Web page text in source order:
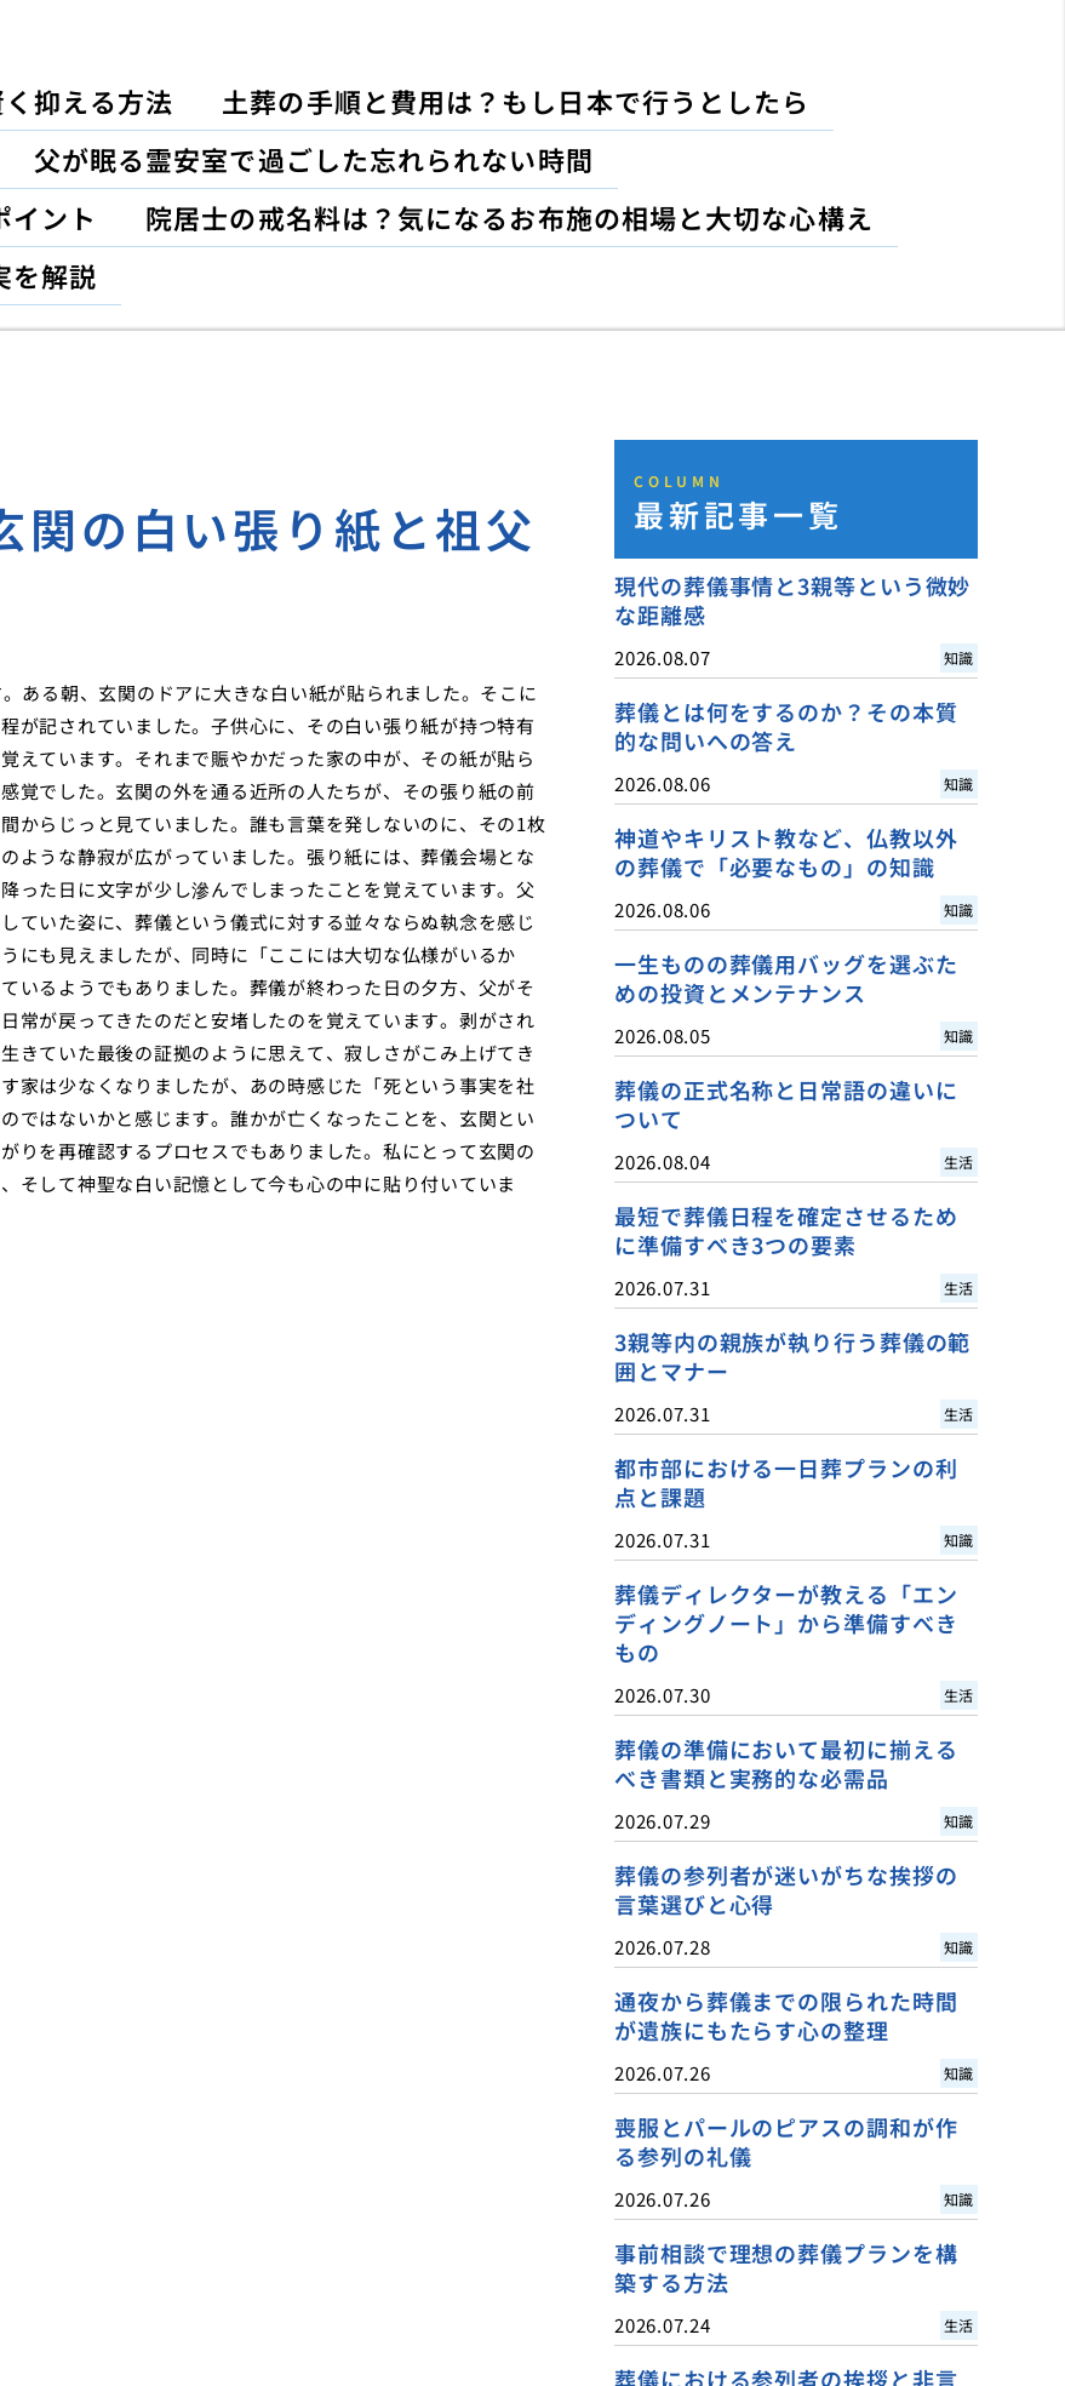
抑える方法
土葬の手順と費用は？もし日本で行うとしたら
父が眠る霊安室で過ごした忘れられない時間
イント
院居士の戒名料は？気になるお布施の相場と大切な心構え
を解説
関の白い張り紙と祖父
ある朝、玄関のドアに大きな白い紙が貼られました。そこに
が記されていました。子供心に、その白い張り紙が持つ特有
えています。それまで賑やかだった家の中が、その紙が貼ら
覚でした。玄関の外を通る近所の人たちが、その張り紙の前
からじっと見ていました。誰も言葉を発しないのに、その1枚
ような静寂が広がっていました。張り紙には、葬儀会場とな
った日に文字が少し滲んでしまったことを覚えています。父
ていた姿に、葬儀という儀式に対する並々ならぬ執念を感じ
にも見えましたが、同時に「ここには大切な仏様がいるか
いるようでもありました。葬儀が終わった日の夕方、父がそ
常が戻ってきたのだと安堵したのを覚えています。剥がされ
きていた最後の証拠のように思えて、寂しさがこみ上げてき
家は少なくなりましたが、あの時感じた「死という事実を社
ではないかと感じます。誰かが亡くなったことを、玄関とい
りを再確認するプロセスでもありました。私にとって玄関の
そして神聖な白い記憶として今も心の中に貼り付いていま
COLUMN
最新記事一覧
現代の葬儀事情と3親等という微妙
な距離感
2026.08.07 知識
葬儀とは何をするのか？その本質
的な問いへの答え
2026.08.06 知識
神道やキリスト教など、仏教以外
の葬儀で「必要なもの」の知識
2026.08.06 知識
一生ものの葬儀用バッグを選ぶた
めの投資とメンテナンス
2026.08.05 知識
葬儀の正式名称と日常語の違いに
ついて
2026.08.04 生活
最短で葬儀日程を確定させるため
に準備すべき3つの要素
2026.07.31 生活
3親等内の親族が執り行う葬儀の範
囲とマナー
2026.07.31 生活
都市部における一日葬プランの利
点と課題
2026.07.31 知識
葬儀ディレクターが教える「エン
ディングノート」から準備すべき
もの
2026.07.30 生活
葬儀の準備において最初に揃える
べき書類と実務的な必需品
2026.07.29 知識
葬儀の参列者が迷いがちな挨拶の
言葉選びと心得
2026.07.28 知識
通夜から葬儀までの限られた時間
が遺族にもたらす心の整理
2026.07.26 知識
喪服とパールのピアスの調和が作
る参列の礼儀
2026.07.26 知識
事前相談で理想の葬儀プランを構
築する方法
2026.07.24 生活
葬儀における参列者の挨拶と非言